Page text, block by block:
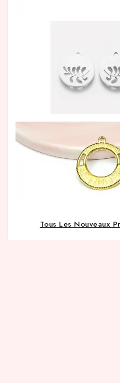
Tous Les Nouveaux